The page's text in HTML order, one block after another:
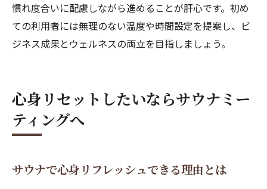
慣れ度合いに配慮しながら進めることが肝心です。初め
ての利用者には無理のない温度や時間設定を提案し、ビ
ジネス成果とウェルネスの両立を目指しましょう。
心身リセットしたいならサウナミー
ティングへ
サウナで心身リフレッシュできる理由とは